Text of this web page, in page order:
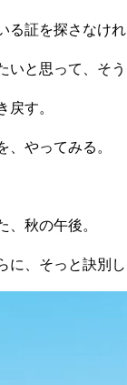
証を探さなけれ
いと思って、そう
戻す。
、やってみる。
、秋の午後。
に、そっと訣別し